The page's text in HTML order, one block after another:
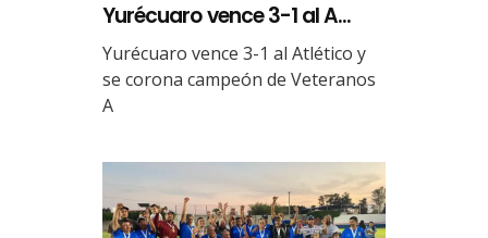
Yurécuaro vence 3-1 al A...
Yurécuaro vence 3-1 al Atlético y
se corona campeón de Veteranos
A